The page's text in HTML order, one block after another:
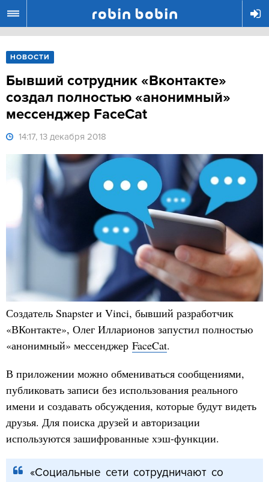
НОВОСТИ
Бывший сотрудник «Вконтакте»
создал полностью «анонимный»
мессенджер FaceCat
14:17, 13 декабря 2018
Создатель Snapster и Vinci, бывший разработчик
«ВКонтакте», Олег Илларионов запустил полностью
«анонимный» мессенджер FaceCat.
В приложении можно обмениваться сообщениями,
публиковать записи без использования реального
имени и создавать обсуждения, которые будут видеть
друзья. Для поиска друзей и авторизации
используются зашифрованные хэш-функции.
«Социальные сети сотрудничают со